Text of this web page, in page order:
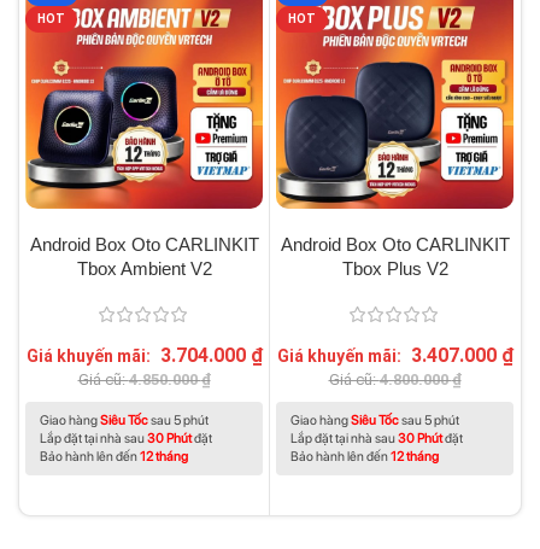
HOT
Android Box Oto CARLINKIT
Tbox Ambient V2
Giá khuyến mãi: 3.704.000 ₫
Giá cũ:4.850.000₫
Giao hàngSiêu Tốcsau 5 phút
Lắp đặt tại nhà sau30 Phútđặt
Bảo hành lên đến12 tháng
HOT
Android Box Oto CARLINKIT
Tbox Plus V2
Giá khuyến mãi: 3.407.000 ₫
Giá cũ:4.800.000₫
Giao hàngSiêu Tốcsau 5 phút
Lắp đặt tại nhà sau30 Phútđặt
Bảo hành lên đến12 tháng